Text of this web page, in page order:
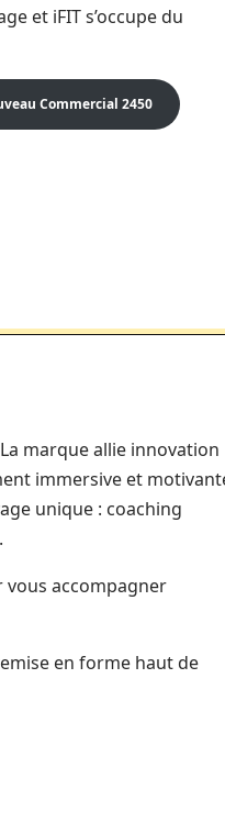
et iFIT s’occupe du
Commercial 2450
marque allie innovation
immersive et
unique : coaching
vous accompagner
en forme haut de